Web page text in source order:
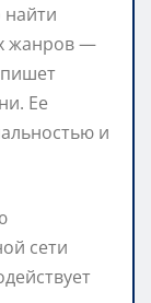
жанров —
Ее
и
сети